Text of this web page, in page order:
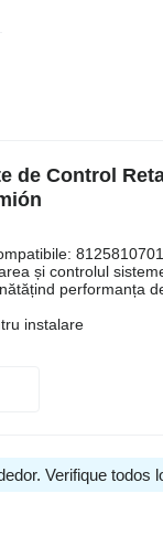
Control
și controlul
performanța
instalare
Verifique todos